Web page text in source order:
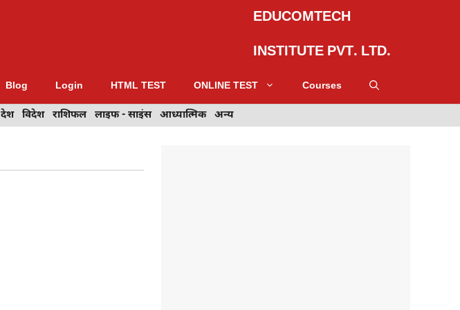
EDUCOMTECH
INSTITUTE PVT. LTD.
Blog Login HTML TEST ONLINE TEST Courses
विदेश राशिफल लाइफ - साइंस आध्यात्मिक अन्य
देश विदेश राशिफल लाइफ - साइंस आध्यात्मिक अन्य